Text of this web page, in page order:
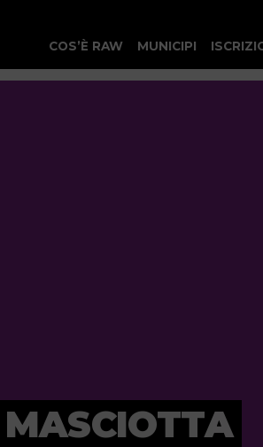
COS’È RAW
MUNICIPI